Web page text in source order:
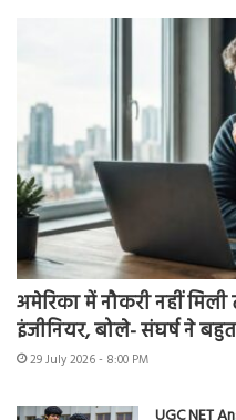
अमेरिका में नौकरी नहीं
इंजीनियर, बोले- संघर्ष ने
29 July 2026 - 8:00 PM